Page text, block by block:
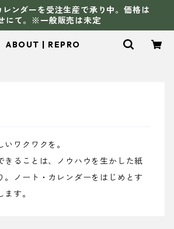
ンダーを受注生産で承り中。価格は
にて。※一般販売は未定
ABOUT | REPRO
ワクワクを。
きることは、ノウハウを生かした紙
。ノート・カレンダーをはじめとす
す。